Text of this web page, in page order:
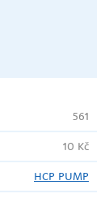
561
10 Kč
HCP PUMP